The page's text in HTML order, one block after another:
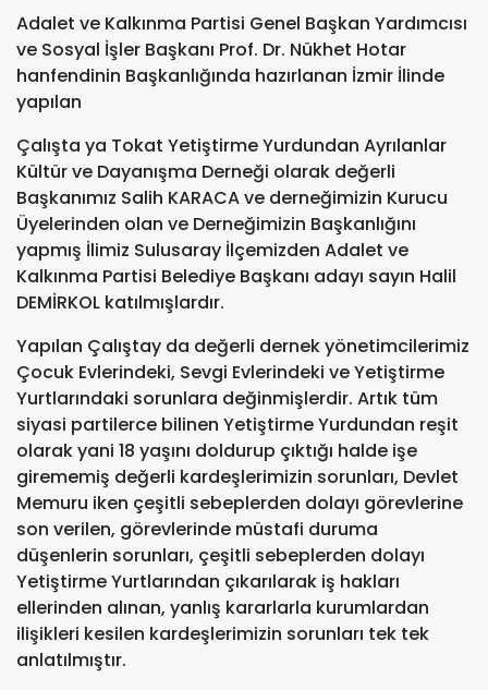
Adalet ve Kalkınma Partisi Genel Başkan Yardımcısı
ve Sosyal İşler Başkanı Prof. Dr. Nükhet Hotar
hanfendinin Başkanlığında hazırlanan İzmir İlinde
yapılan
Çalışta ya Tokat Yetiştirme Yurdundan Ayrılanlar
Kültür ve Dayanışma Derneği olarak değerli
Başkanımız Salih KARACA ve derneğimizin Kurucu
Üyelerinden olan ve Derneğimizin Başkanlığını
yapmış İlimiz Sulusaray İlçemizden Adalet ve
Kalkınma Partisi Belediye Başkanı adayı sayın Halil
DEMİRKOL katılmışlardır.
Yapılan Çalıştay da değerli dernek yönetimcilerimiz
Çocuk Evlerindeki, Sevgi Evlerindeki ve Yetiştirme
Yurtlarındaki sorunlara değinmişlerdir. Artık tüm
siyasi partilerce bilinen Yetiştirme Yurdundan reşit
olarak yani 18 yaşını doldurup çıktığı halde işe
girememiş değerli kardeşlerimizin sorunları, Devlet
Memuru iken çeşitli sebeplerden dolayı görevlerine
son verilen, görevlerinde müstafi duruma
düşenlerin sorunları, çeşitli sebeplerden dolayı
Yetiştirme Yurtlarından çıkarılarak iş hakları
ellerinden alınan, yanlış kararlarla kurumlardan
ilişikleri kesilen kardeşlerimizin sorunları tek tek
anlatılmıştır.